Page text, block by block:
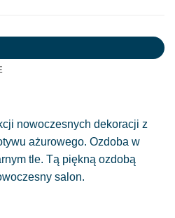
nowoczesnych dekoracji z
ażurowego. Ozdoba w
tle. Tą piękną ozdobą
salon.